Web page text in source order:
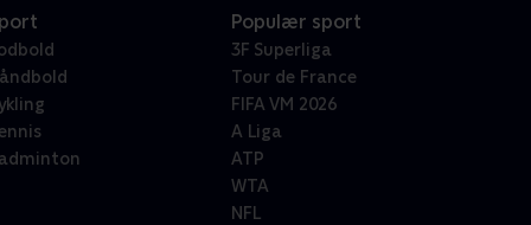
Populær sport
3F Superliga
Tour de France
FIFA VM 2026
A Liga
ATP
WTA
NFL